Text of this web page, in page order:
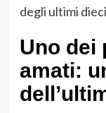
degli ultimi
Uno dei
amati: